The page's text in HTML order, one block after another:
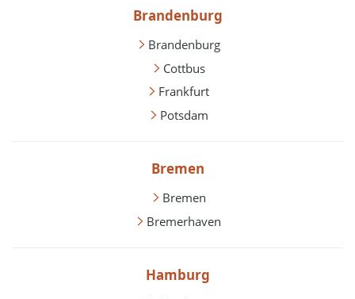
Brandenburg
Brandenburg
Cottbus
Frankfurt
Potsdam
Bremen
Bremen
Bremerhaven
Hamburg